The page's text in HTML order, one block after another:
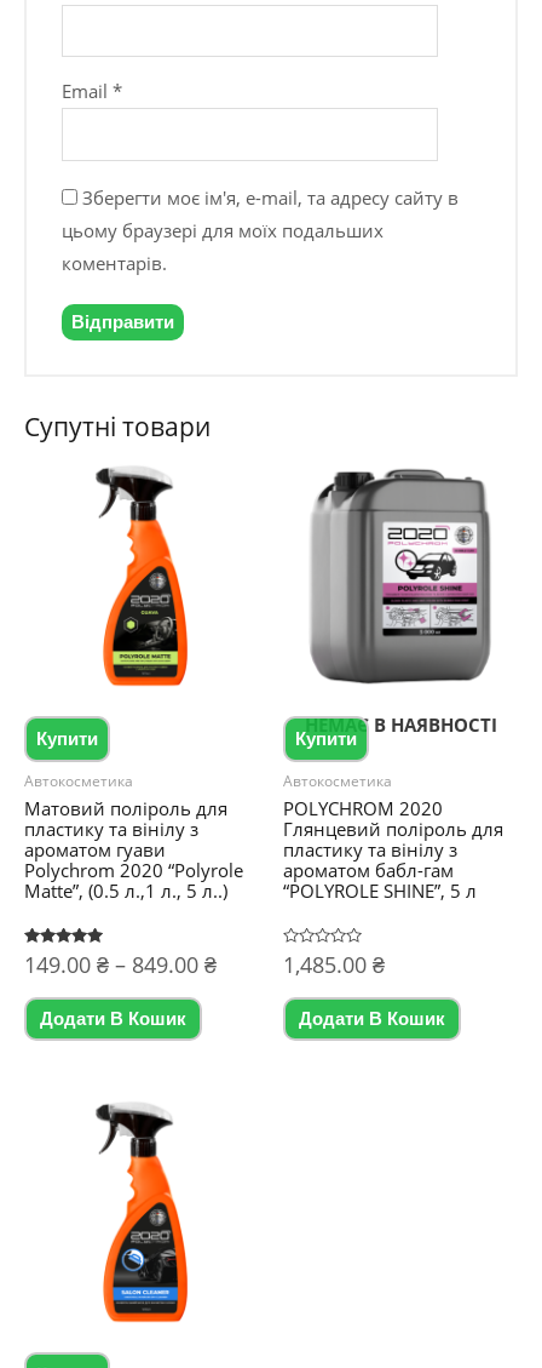
Email*
Зберегти моє ім'я, e-mail, та адресу сайту в
цьому браузері для моїх подальших
коментарів.
Супутні товари
Купити
Автокосметика
Матовий поліроль для
пластику та вінілу з
ароматом гуави
Polychrom 2020 “Polyrole
Matte”, (0.5 л.,1 л., 5 л..)
Оцінено в
5.00
149.00 ₴ – 849.00 ₴Діапазон
149.00 ₴
Додати В Кошик
Цей
товар
НЕМАЄ В НАЯВНОСТІ
Купити
Автокосметика
POLYCHROM 2020
Глянцевий поліроль для
пластику та вінілу з
ароматом бабл-гам
“POLYROLE SHINE”, 5 л
Оцінено
в
з
1,485.00 ₴
Додати В Кошик